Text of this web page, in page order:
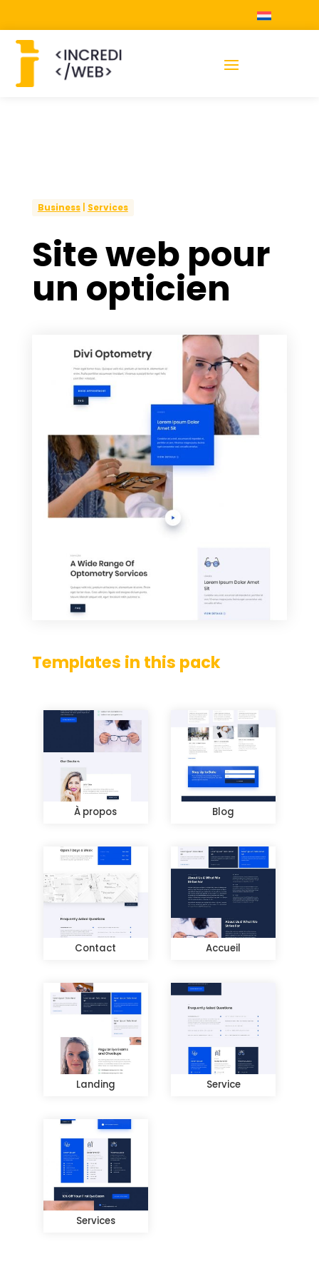
Business| Services
Site web pour
un opticien
Templates in this pack
À propos Blog
Contact Accueil
Landing Service
Services